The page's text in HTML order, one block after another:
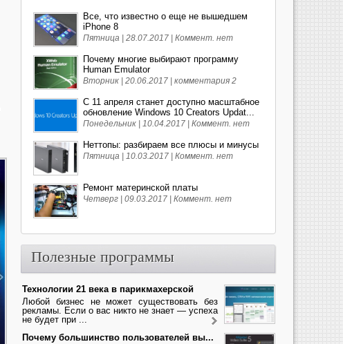
Все, что известно о еще не вышедшем
iPhone 8
Пятница | 28.07.2017 | Коммент. нет
Почему многие выбирают программу
Human Emulator
Вторник | 20.06.2017 | комментария 2
С 11 апреля станет доступно масштабное
обновление Windows 10 Creators Updat...
Понедельник | 10.04.2017 | Коммент. нет
Неттопы: разбираем все плюсы и минусы
Пятница | 10.03.2017 | Коммент. нет
Ремонт материнской платы
Четверг | 09.03.2017 | Коммент. нет
Полезные программы
Технологии 21 века в парикмахерской
Любой бизнес не может существовать без
рекламы. Если о вас никто не знает — успеха
не будет при ...
Почему большинство пользователей вы...